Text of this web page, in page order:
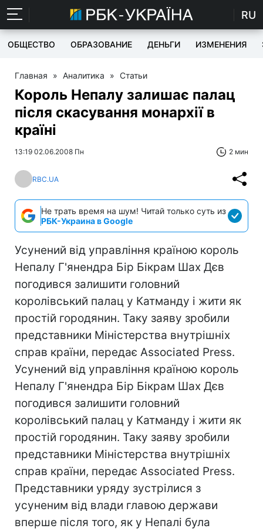
RU
ОБЩЕСТВО ОБРАЗОВАНИЕ ДЕНЬГИ ИЗМЕНЕНИЯ
Главная » Аналитика » Статьи
Король Непалу залишає палац
після скасування монархії в
країні
13:19 02.06.2008 Пн 2 мин
RBC.UA
Не трать время на шум! Читай только суть из
РБК-Украина в Google
Усунений від управління країною король
Непалу Г'янендра Бір Бікрам Шах Дєв
погодився залишити головний
королівський палац у Катманду і жити як
простій городянин. Таку заяву зробили
представники Міністерства внутрішніх
справ країни, передає Associated Press.
Усунений від управління країною король
Непалу Г'янендра Бір Бікрам Шах Дєв
погодився залишити головний
королівський палац у Катманду і жити як
простій городянин. Таку заяву зробили
представники Міністерства внутрішніх
справ країни, передає Associated Press.
Представники уряду зустрілися з
усуненим від влади главою держави
вперше після того, як у Непалі була